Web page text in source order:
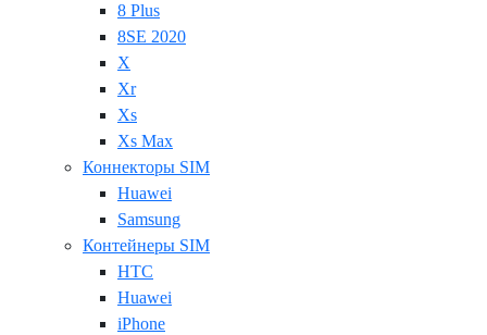
8 Plus
8SE 2020
X
Xr
Xs
Xs Max
Коннекторы SIM
Huawei
Samsung
Контейнеры SIM
HTC
Huawei
iPhone